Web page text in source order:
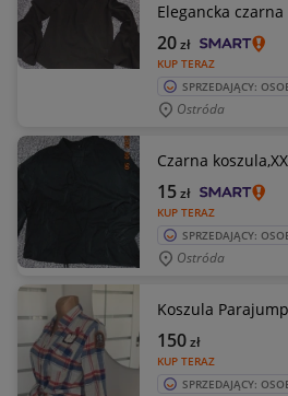
Elegancka czarna
KUP TERAZ
20zł
SPRZEDAJĄCY:
Ostróda
Czarna
KUP TERAZ
15zł
SPRZEDAJĄCY:
Ostróda
Koszula
KUP TERAZ
150zł
SPRZEDAJĄCY: